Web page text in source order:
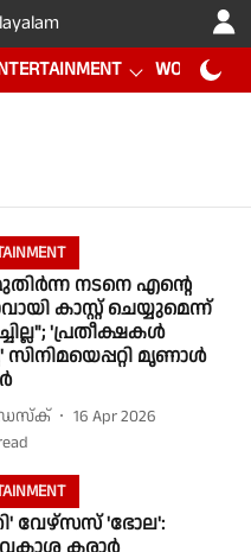
WORLD CUP
നടനെ എന്റെ
കാസ്റ്റ് ചെയ്യുമെന്ന്
'പ്രതീക്ഷകൾ
സിനിമയെപ്പറ്റി മൃണാൾ
16 Apr 2026
വേഴ്സസ് 'ഭോല':